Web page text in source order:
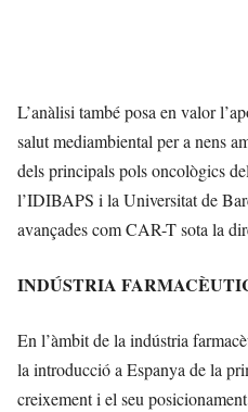
L’anàlisi també posa en valor
salut mediambiental per a nens
dels principals pols oncològics
l’IDIBAPS i la Universitat de
avançades com CAR-T sota la
INDÚSTRIA
En l’àmbit de la indústria
la introducció a Espanya de la
creixement i el seu